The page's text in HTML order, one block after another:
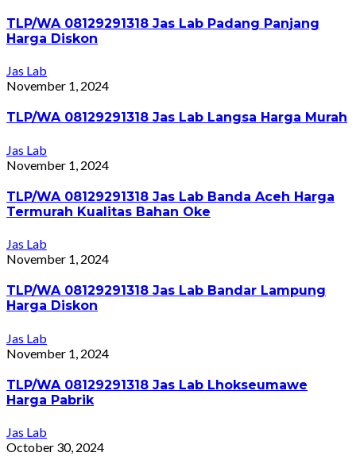
TLP/WA 08129291318 Jas Lab Padang Panjang
Harga Diskon
Jas Lab
November 1, 2024
TLP/WA 08129291318 Jas Lab Langsa Harga Murah
Jas Lab
November 1, 2024
TLP/WA 08129291318 Jas Lab Banda Aceh Harga
Termurah Kualitas Bahan Oke
Jas Lab
November 1, 2024
TLP/WA 08129291318 Jas Lab Bandar Lampung
Harga Diskon
Jas Lab
November 1, 2024
TLP/WA 08129291318 Jas Lab Lhokseumawe
Harga Pabrik
Jas Lab
October 30, 2024